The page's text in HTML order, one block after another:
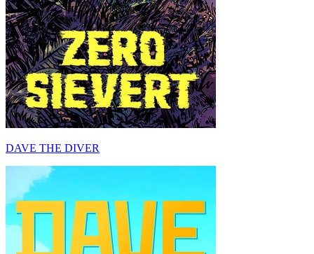
DAVE THE DIVER